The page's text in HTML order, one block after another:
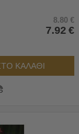
8.80 €
7.92 €
ΚΑΛΑΘΙ